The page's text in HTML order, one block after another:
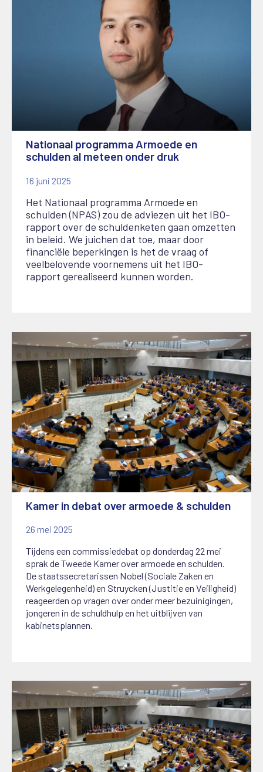
Nationaal programma Armoede en
schulden al meteen onder druk
16 juni 2025
Het Nationaal programma Armoede en
schulden (NPAS) zou de adviezen uit het IBO-
rapport over de schuldenketen gaan omzetten
in beleid. We juichen dat toe, maar door
financiële beperkingen is het de vraag of
veelbelovende voornemens uit het IBO-
rapport gerealiseerd kunnen worden.
Kamer in debat over armoede & schulden
26 mei 2025
Tijdens een commissiedebat op donderdag 22 mei
sprak de Tweede Kamer over armoede en schulden.
De staatssecretarissen Nobel (Sociale Zaken en
Werkgelegenheid) en Struycken (Justitie en Veiligheid)
reageerden op vragen over onder meer bezuinigingen,
jongeren in de schuldhulp en het uitblijven van
kabinetsplannen.